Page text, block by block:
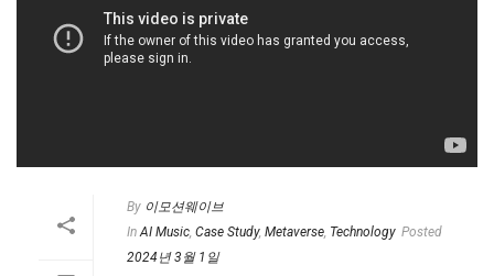
By 이모션웨이브
In AI Music, Case Study, Metaverse, Technology Posted
2024년 3월 1일